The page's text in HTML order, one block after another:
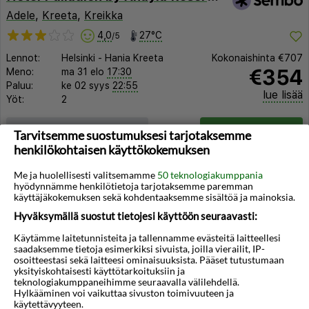
Adele, Kreeta, Kreikka
4,0/5 27°C
Lennot: Helsinki - Hania Kreeta
Meno:
ma 31 elo 17:30
Paluu:
ke 02 syys 22:55
Yöt:
2
Kokonaishinta €707
€354
lue lisää
Huoneen tyyppi ja lento Valitse matka
◀︎
Tarvitsemme suostumuksesi tarjotaksemme
henkilökohtaisen käyttökokemuksen
Me ja huolellisesti valitsemamme 50 teknologiakumppania
hyödynnämme henkilötietoja tarjotaksemme paremman
käyttäjäkokemuksen sekä kohdentaaksemme sisältöä ja mainoksia.
Hyväksymällä suostut tietojesi käyttöön seuraavasti:
Käytämme laitetunnisteita ja tallennamme evästeitä laitteellesi
saadaksemme tietoja esimerkiksi sivuista, joilla vierailit, IP-
osoitteestasi sekä laitteesi ominaisuuksista. Pääset tutustumaan
yksityiskohtaisesti käyttötarkoituksiin ja
teknologiakumppaneihimme seuraavalla välilehdellä.
Hylkääminen voi vaikuttaa sivuston toimivuuteen ja
käytettävyyteen.